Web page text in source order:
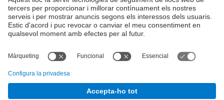
Recerca
Empresa
Què necessites?